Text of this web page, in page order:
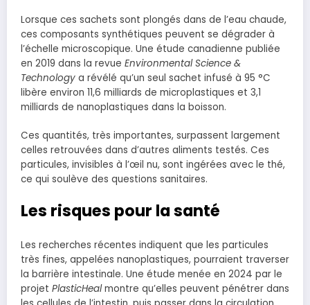
Lorsque ces sachets sont plongés dans de l’eau chaude,
ces composants synthétiques peuvent se dégrader à
l’échelle microscopique. Une étude canadienne publiée
en 2019 dans la revue Environmental Science &
Technology a révélé qu’un seul sachet infusé à 95 °C
libère environ 11,6 milliards de microplastiques et 3,1
milliards de nanoplastiques dans la boisson.
Ces quantités, très importantes, surpassent largement
celles retrouvées dans d’autres aliments testés. Ces
particules, invisibles à l’œil nu, sont ingérées avec le thé,
ce qui soulève des questions sanitaires.
Les risques pour la santé
Les recherches récentes indiquent que les particules
très fines, appelées nanoplastiques, pourraient traverser
la barrière intestinale. Une étude menée en 2024 par le
projet PlasticHealmontre qu’elles peuvent pénétrer dans